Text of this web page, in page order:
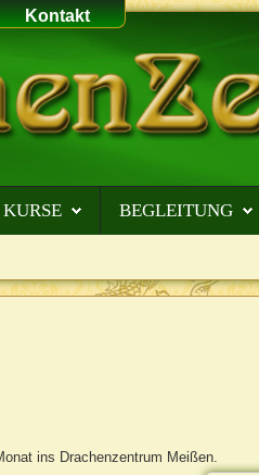
Kontakt
BEGLEITUNG
ins Drachenzentrum Meißen.